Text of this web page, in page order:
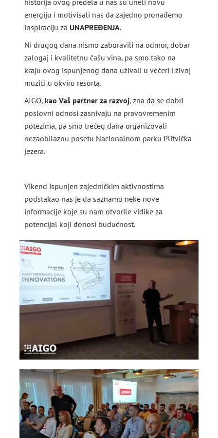
energiju i motivisali nas da zajedno pronađemo
inspiraciju za UNAPREĐENJA.
Ni drugog dana nismo zaboravili na odmor, dobar
zalogaj i kvalitetnu čašu vina, pa smo tako na
kraju ovog ispunjenog dana uživali u večeri i živoj
muzici u okviru resorta.
AIGO, kao Vaš partner za razvoj, zna da se dobri
poslovni odnosi zasnivaju na pravovremenim
potezima, pa smo trećeg dana organizovali
nezaobilaznu posetu Nacionalnom parku Plitvička
jezera.
Vikend ispunjen zajedničkim aktivnostima
podstakao nas je da saznamo neke nove
informacije koje su nam otvorile vidike za
potencijal koji donosi budućnost.